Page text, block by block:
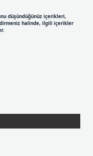
düşündüğünüz içerikleri,
halinde, ilgili içerikler